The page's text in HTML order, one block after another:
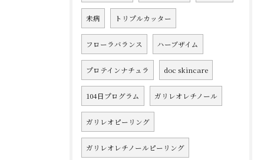
未病 トリプルカッター
フローラバランス ハーブザイム
プロテインナチュラ doc skincare
104日プログラム ガリレオレチノール
ガリレオピーリング
ガリレオレチノールピーリング